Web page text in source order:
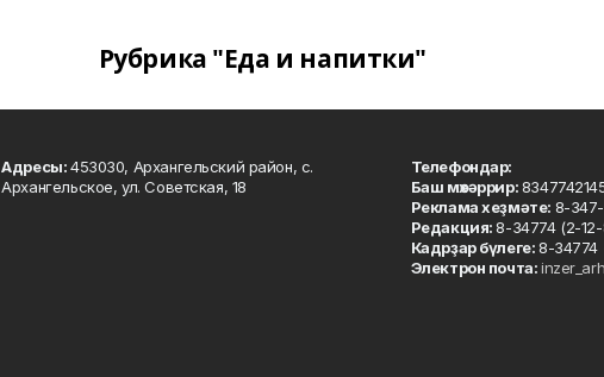
Рубрика "Еда и напитки"
Адресы:453030, Архангельский район, с.
Архангельское, ул. Советская, 18
Телефондар:
Баш мөхәррир:
Реклама хеҙмәте: 8-
Редакция:8-34774 (2-
Кадрҙар бүлеге:8-34774
Электрон почта: